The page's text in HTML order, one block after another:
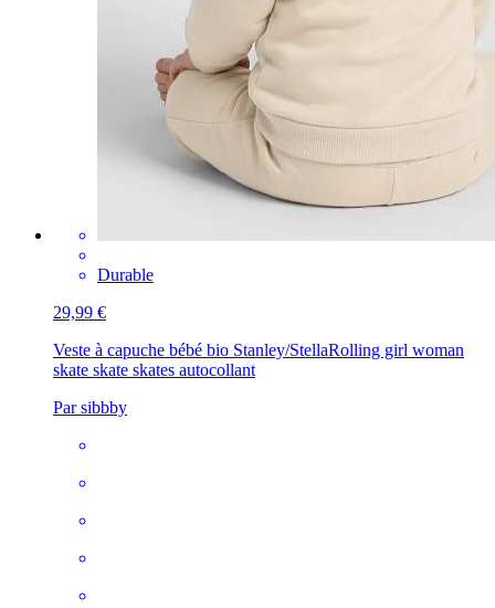
Durable
29,99 €
Veste à capuche bébé bio Stanley/StellaRolling girl woman
skate skate skates autocollant
Par sibbby